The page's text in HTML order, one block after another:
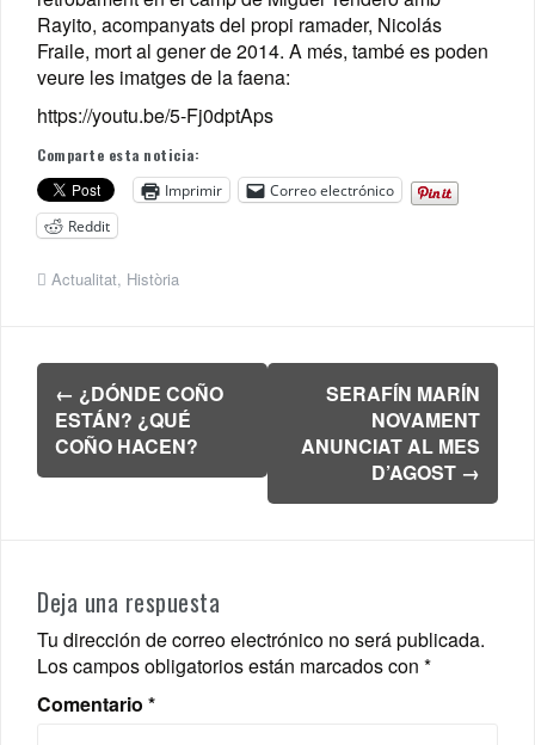
Rayito, acompanyats del propi ramader, Nicolás
Fraile, mort al gener de 2014. A més, també es poden
veure les imatges de la faena:
https://youtu.be/5-Fj0dptAps
Comparte esta noticia:
Imprimir
Correo electrónico
Reddit
Actualitat, Història
Navegación
de
entradas
← ¿DÓNDE COÑO
ESTÁN? ¿QUÉ
COÑO HACEN?
SERAFÍN MARÍN
NOVAMENT
ANUNCIAT AL MES
D’AGOST →
Deja una respuesta
Tu dirección de correo electrónico no será publicada.
Los campos obligatorios están marcados con *
Comentario *